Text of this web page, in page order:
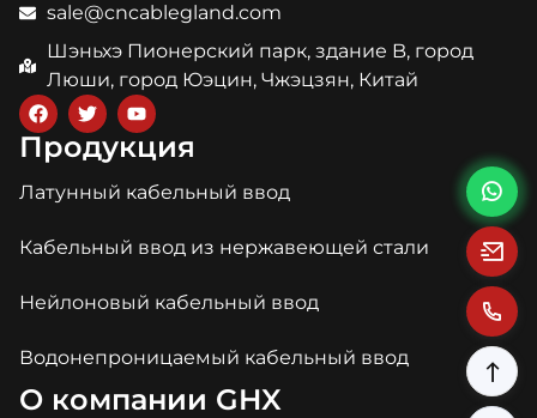
sale@cncablegland.com
Шэньхэ Пионерский парк, здание B, город
Люши, город Юэцин, Чжэцзян, Китай
Продукция
Латунный кабельный ввод
Кабельный ввод из нержавеющей стали
Нейлоновый кабельный ввод
Водонепроницаемый кабельный ввод
О компании GHX